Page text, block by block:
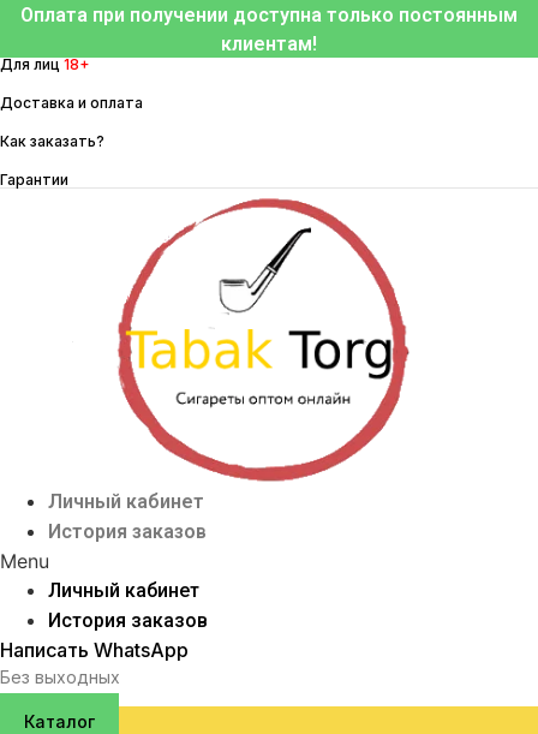
Перейти
содержимому
Оплата при получении доступна только постоянным
клиентам!
Для лиц 18+
Доставка и оплата
Как заказать?
Гарантии
Личный кабинет
История заказов
Menu
Личный кабинет
История заказов
Написать WhatsApp
Без выходных
Каталог